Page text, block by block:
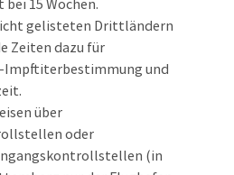
15 Wochen.
gelisteten Drittländern
Zeiten dazu für
und
über
oder
(in